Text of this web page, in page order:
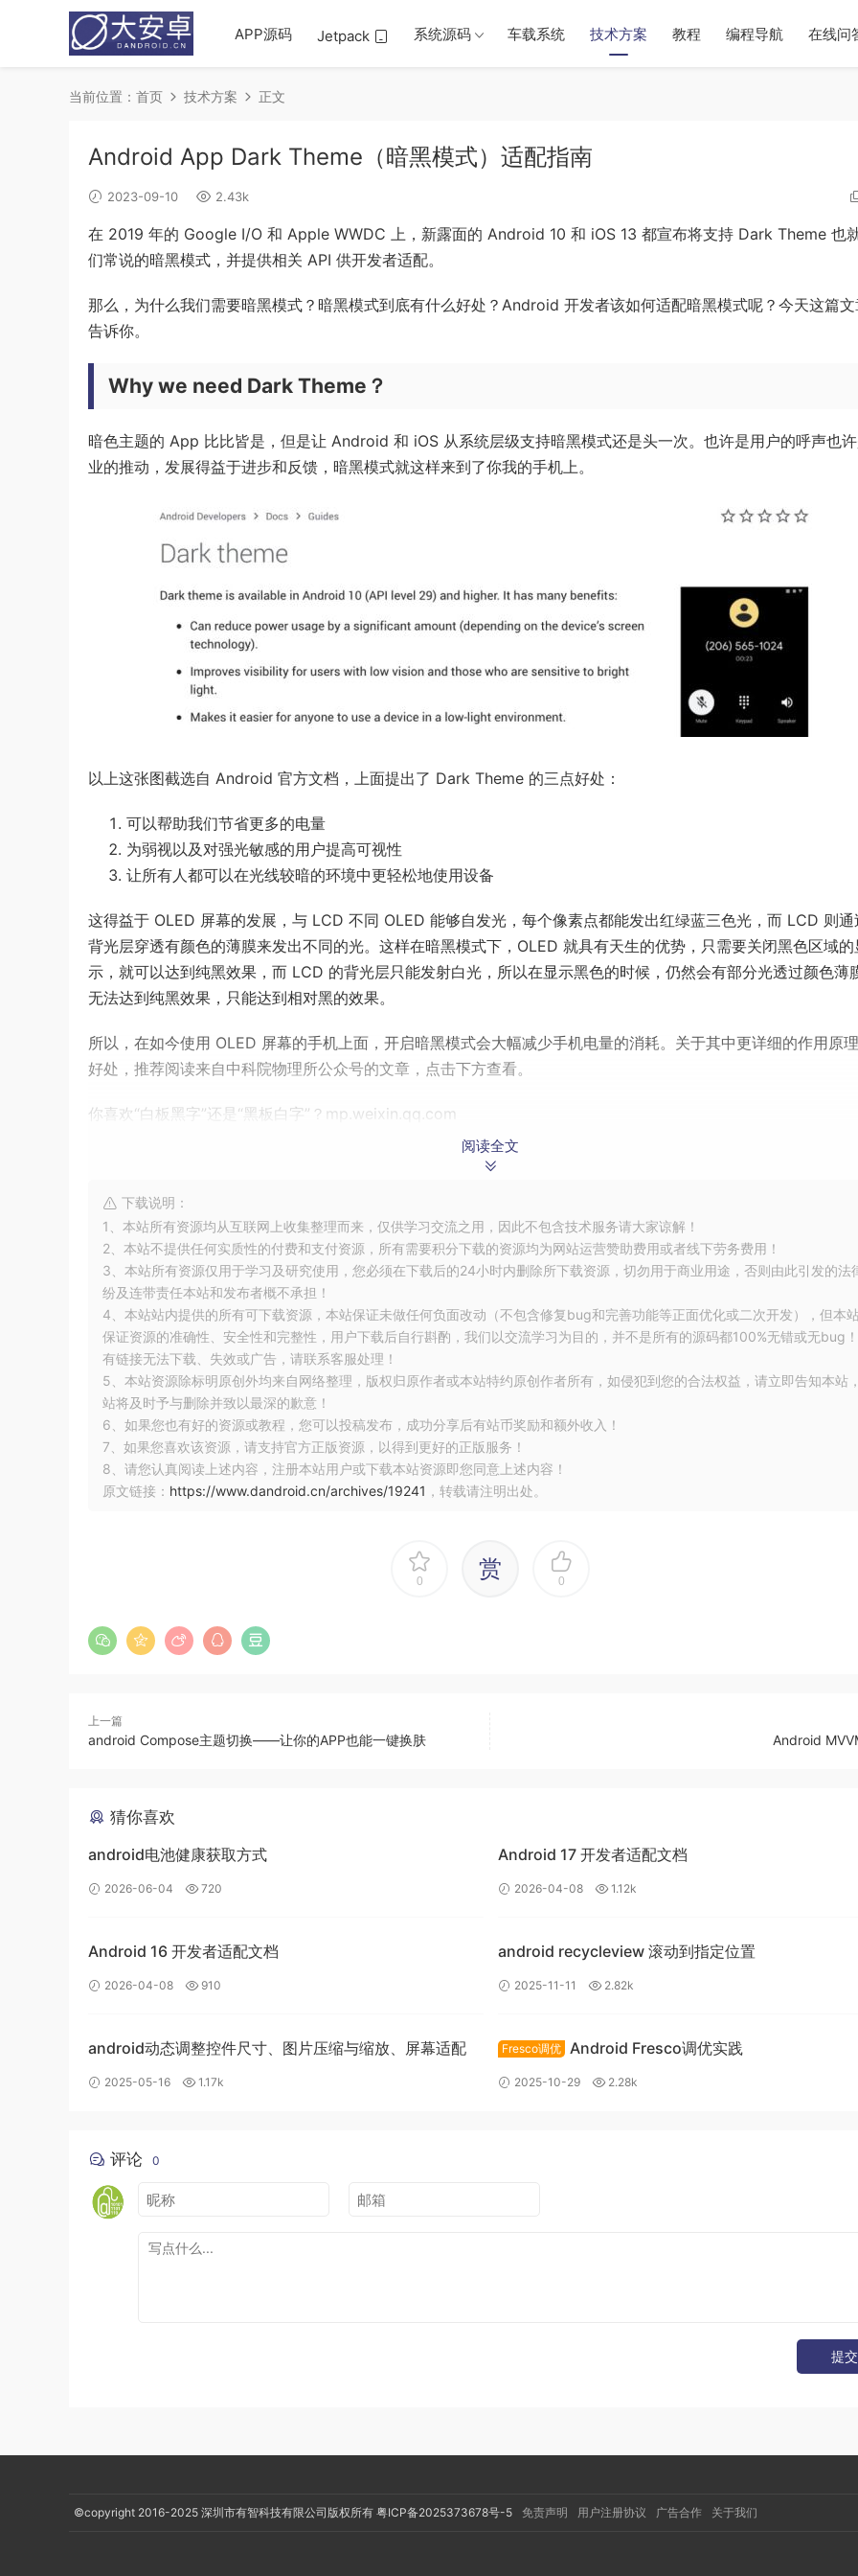
APP源码 Jetpack 系统源码 车载系统 技术方案 教程 编程导航 在线问
当前位置： 首页 技术方案 正文
Android App Dark Theme（暗黑模式）适配指南
2023-09-10 2.43k
在 2019 年的 Google I/O 和 Apple WWDC 上，新露面的 Android 10 和 iOS 13 都宣布将支持 Dark Theme 也
们常说的暗黑模式，并提供相关 API 供开发者适配。
那么，为什么我们需要暗黑模式？暗黑模式到底有什么好处？Android 开发者该如何适配暗黑模式呢？今天这篇
告诉你。
Why we need Dark Theme？
暗色主题的 App 比比皆是，但是让 Android 和 iOS 从系统层级支持暗黑模式还是头一次。也许是用户的呼声也
业的推动，发展得益于进步和反馈，暗黑模式就这样来到了你我的手机上。
以上这张图截选自 Android 官方文档，上面提出了 Dark Theme 的三点好处：
可以帮助我们节省更多的电量
为弱视以及对强光敏感的用户提高可视性
让所有人都可以在光线较暗的环境中更轻松地使用设备
这得益于 OLED 屏幕的发展，与 LCD 不同 OLED 能够自发光，每个像素点都能发出红绿蓝三色光，而 LCD 则通
背光层穿透有颜色的薄膜来发出不同的光。这样在暗黑模式下，OLED 就具有天生的优势，只需要关闭黑色区域的
示，就可以达到纯黑效果，而 LCD 的背光层只能发射白光，所以在显示黑色的时候，仍然会有部分光透过颜色薄
无法达到纯黑效果，只能达到相对黑的效果。
所以，在如今使用 OLED 屏幕的手机上面，开启暗黑模式会大幅减少手机电量的消耗。关于其中更详细的作用原
好处，推荐阅读来自中科院物理所公众号的文章，点击下方查看。
你喜欢“白板黑字”还是“黑板白字”？​mp.weixin.qq.com
为你的 Android App 适配暗黑模式
对在设备上显示但并不直接控制的界面进行适配，例如通知、桌面组件
在应用内为用户提供切换主题的开关选项
这里写了一个实例代码，在没有开启适配前是这个样子的。
阅读全文
下载说明：
1、本站所有资源均从互联网上收集整理而来，仅供学习交流之用，因此不包含技术服务请大家谅解！
2、本站不提供任何实质性的付费和支付资源，所有需要积分下载的资源均为网站运营赞助费用或者线下劳务费用！
3、本站所有资源仅用于学习及研究使用，您必须在下载后的24小时内删除所下载资源，切勿用于商业用途，否则由此引发的法
纷及连带责任本站和发布者概不承担！
4、本站站内提供的所有可下载资源，本站保证未做任何负面改动（不包含修复bug和完善功能等正面优化或二次开发），但本
保证资源的准确性、安全性和完整性，用户下载后自行斟酌，我们以交流学习为目的，并不是所有的源码都100%无错或无bug
有链接无法下载、失效或广告，请联系客服处理！
5、本站资源除标明原创外均来自网络整理，版权归原作者或本站特约原创作者所有，如侵犯到您的合法权益，请立即告知本站
站将及时予与删除并致以最深的歉意！
6、如果您也有好的资源或教程，您可以投稿发布，成功分享后有站币奖励和额外收入！
7、如果您喜欢该资源，请支持官方正版资源，以得到更好的正版服务！
8、请您认真阅读上述内容，注册本站用户或下载本站资源即您同意上述内容！
原文链接： https://www.dandroid.cn/archives/19241 ，转载请注明出处。
0 赏 0
上一篇
android Compose主题切换——让你的APP也能一键换肤 Android
猜你喜欢
android电池健康获取方式
2026-06-04 720
Android 17 开发者适配文档
2026-04-08 1.12k
Android 16 开发者适配文档
2026-04-08 910
android recycleview 滚动到指定位置
2025-11-11 2.82k
android动态调整控件尺寸、图片压缩与缩放、屏幕适配
2025-05-16 1.17k
Fresco调优 Android Fresco调优实践
2025-10-29 2.28k
评论 0
提交
©copyright 2016-2025 深圳市有智科技有限公司版权所有 粤ICP备2025373678号-5 免责声明 用户注册协议 广告合作 关于我们